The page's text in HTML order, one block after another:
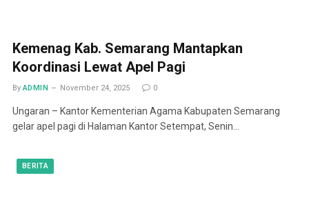
Kemenag Kab. Semarang Mantapkan
Koordinasi Lewat Apel Pagi
By ADMIN November 24, 2025 0
Ungaran – Kantor Kementerian Agama Kabupaten Semarang
gelar apel pagi di Halaman Kantor Setempat, Senin…
BERITA